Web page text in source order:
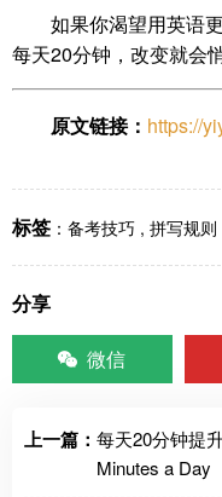
如果你渴望用英语
每天20分钟，改变就会
原文链接： https://
标签 ： 备考技巧 , 拼写规则
分享
微信
上一篇： 每天20分钟提
Minutes a Day